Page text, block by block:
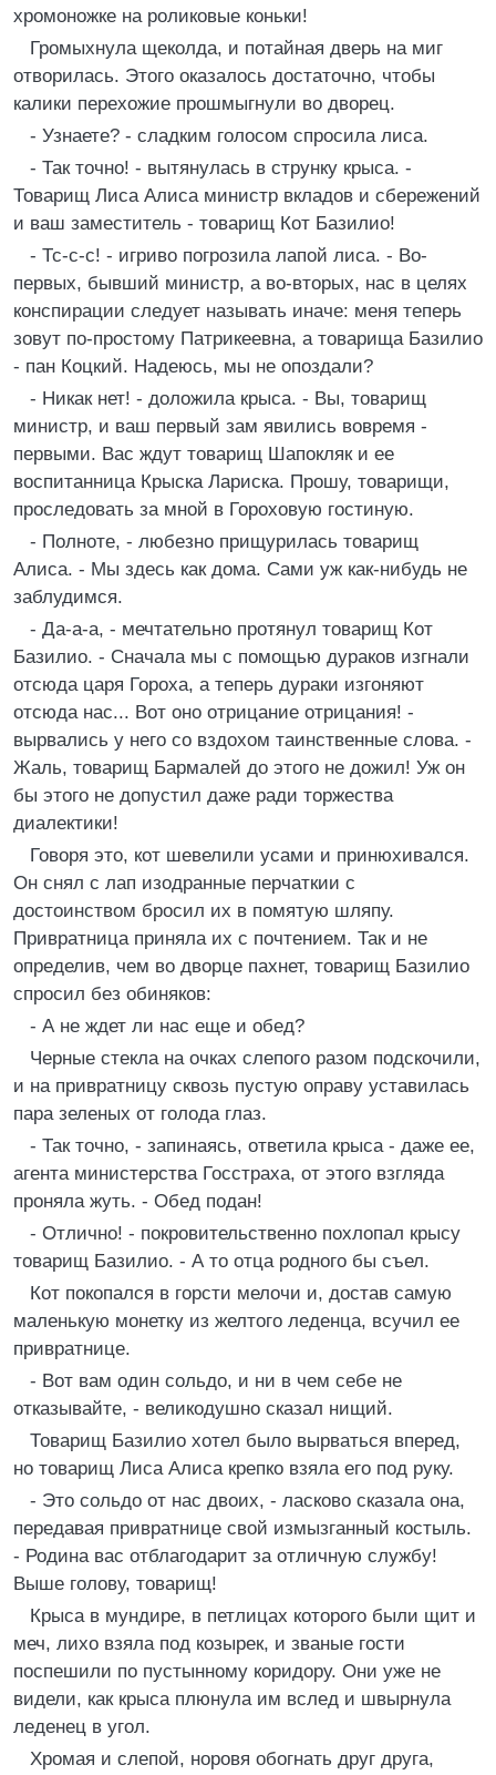
хромоножке на роликовые коньки!
Громыхнула щеколда, и потайная дверь на миг
отворилась. Этого оказалось достаточно, чтобы
калики перехожие прошмыгнули во дворец.
- Узнаете? - сладким голосом спросила лиса.
- Так точно! - вытянулась в струнку крыса. -
Товарищ Лиса Алиса министр вкладов и сбережений
и ваш заместитель - товарищ Кот Базилио!
- Тс-с-с! - игриво погрозила лапой лиса. - Во-
первых, бывший министр, а во-вторых, нас в целях
конспирации следует называть иначе: меня теперь
зовут по-простому Патрикеевна, а товарища Базилио
- пан Коцкий. Надеюсь, мы не опоздали?
- Никак нет! - доложила крыса. - Вы, товарищ
министр, и ваш первый зам явились вовремя -
первыми. Вас ждут товарищ Шапокляк и ее
воспитанница Крыска Лариска. Прошу, товарищи,
проследовать за мной в Гороховую гостиную.
- Полноте, - любезно прищурилась товарищ
Алиса. - Мы здесь как дома. Сами уж как-нибудь не
заблудимся.
- Да-а-а, - мечтательно протянул товарищ Кот
Базилио. - Сначала мы с помощью дураков изгнали
отсюда царя Гороха, а теперь дураки изгоняют
отсюда нас... Вот оно отрицание отрицания! -
вырвались у него со вздохом таинственные слова. -
Жаль, товарищ Бармалей до этого не дожил! Уж он
бы этого не допустил даже ради торжества
диалектики!
Говоря это, кот шевелили усами и принюхивался.
Он снял с лап изодранные перчаткии с
достоинством бросил их в помятую шляпу.
Привратница приняла их с почтением. Так и не
определив, чем во дворце пахнет, товарищ Базилио
спросил без обиняков:
- А не ждет ли нас еще и обед?
Черные стекла на очках слепого разом подскочили,
и на привратницу сквозь пустую оправу уставилась
пара зеленых от голода глаз.
- Так точно, - запинаясь, ответила крыса - даже ее,
агента министерства Госстраха, от этого взгляда
проняла жуть. - Обед подан!
- Отлично! - покровительственно похлопал крысу
товарищ Базилио. - А то отца родного бы съел.
Кот покопался в горсти мелочи и, достав самую
маленькую монетку из желтого леденца, всучил ее
привратнице.
- Вот вам один сольдо, и ни в чем себе не
отказывайте, - великодушно сказал нищий.
Товарищ Базилио хотел было вырваться вперед,
но товарищ Лиса Алиса крепко взяла его под руку.
- Это сольдо от нас двоих, - ласково сказала она,
передавая привратнице свой измызганный костыль.
- Родина вас отблагодарит за отличную службу!
Выше голову, товарищ!
Крыса в мундире, в петлицах которого были щит и
меч, лихо взяла под козырек, и званые гости
поспешили по пустынному коридору. Они уже не
видели, как крыса плюнула им вслед и швырнула
леденец в угол.
Хромая и слепой, норовя обогнать друг друга,